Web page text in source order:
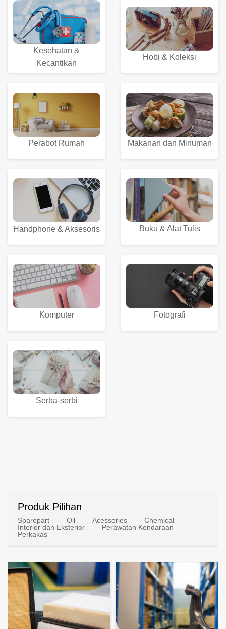
Kesehatan &
Kecantikan
Hobi & Koleksi
Perabot Rumah Makanan dan Minuman
Handphone & Aksesoris Buku & Alat Tulis
Komputer Fotografi
Serba-serbi
Produk Pilihan
Sparepart Oil Acessories
Chemical
Interior dan Eksterior
Perawatan Kendaraan
Perkakas